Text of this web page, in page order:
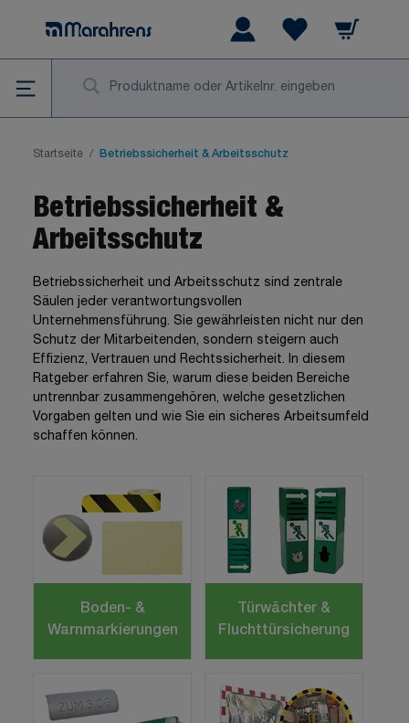
Warenkorb
Startseite / Betriebssicherheit & Arbeitsschutz
Betriebssicherheit &
Arbeitsschutz
Betriebssicherheit und Arbeitsschutz sind zentrale
Säulen jeder verantwortungsvollen
Unternehmensführung. Sie gewährleisten nicht nur den
Schutz der Mitarbeitenden, sondern steigern auch
Effizienz, Vertrauen und Rechtssicherheit. In diesem
Ratgeber erfahren Sie, warum diese beiden Bereiche
untrennbar zusammengehören, welche gesetzlichen
Vorgaben gelten und wie Sie ein sicheres Arbeitsumfeld
schaffen können.
Boden- &
Warnmarkierungen
Türwächter &
Fluchttürsicherung